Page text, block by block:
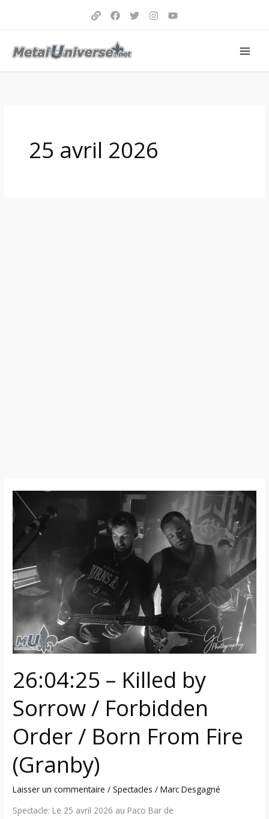
25 avril 2026
26:04:25 – Killed by
Sorrow / Forbidden
Order / Born From Fire
(Granby)
Laisser un commentaire /Spectacles /Marc Desgagné
Spectacle: Le 25 avril 2026 au Paco Bar de
26:04:25
–
Killed
/
Forbidden
Born
From
(Granby)